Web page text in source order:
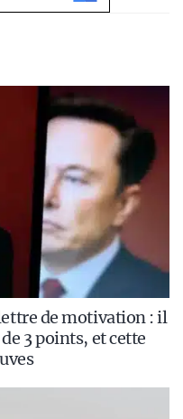
de motivation : il
3 points, et cette